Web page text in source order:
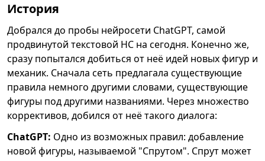
История
Добрался до пробы нейросети ChatGPT, самой
продвинутой текстовой НС на сегодня. Конечно же,
сразу попытался добиться от неё идей новых фигур и
механик. Сначала сеть предлагала существующие
правила немного другими словами, существующие
фигуры под другими названиями. Через множество
коррективов, добился от неё такого диалога:
ChatGPT: Одно из возможных правил: добавление
новой фигуры, называемой "Спрутом". Спрут может